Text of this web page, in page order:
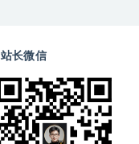
站长微信